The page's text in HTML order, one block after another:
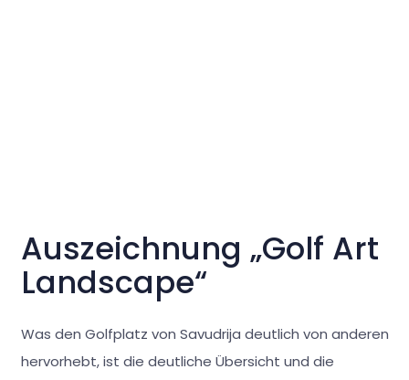
Auszeichnung „Golf Art
Landscape“
Was den Golfplatz von Savudrija deutlich von anderen
hervorhebt, ist die deutliche Übersicht und die